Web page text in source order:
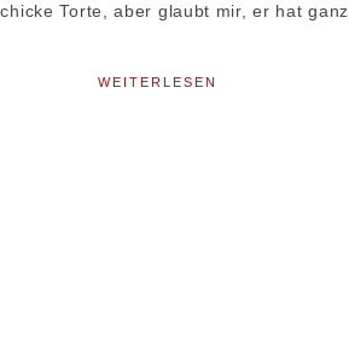
Torte, aber glaubt mir, er hat ganz
WEITERLESEN